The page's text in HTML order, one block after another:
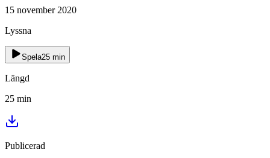
15 november 2020
Lyssna
Spela25 min
Längd
25 min
Publicerad